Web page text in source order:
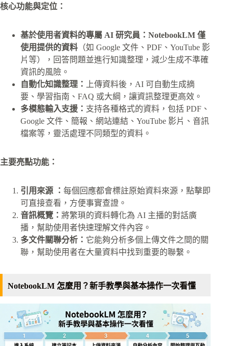
核心功能與定位：
基於使用者資料的專屬 AI 研究員：NotebookLM 僅
使用提供的資料 （如 Google 文件、PDF、YouTube 影
片等），回答問題並進行知識整理，減少生成不準確
資訊的風險。
自動化知識整理：
上傳資料後，AI 可自動生成摘
要、學習指南、FAQ 或大綱，讓資訊整理更高效。
多模態輸入支援： 支持各種格式的資料，包括 PDF、
Google 文件、簡報、網站連結、YouTube 影片、音訊
檔案等，靈活處理不同類型的資料。
主要亮點功能：
引用來源 ： 每個回應都會標註原始資料來源，點擊即
可直接查看，方便事實查證。
音訊概覽： 將繁瑣的資料轉化為 AI 主播的對話廣
播，幫助使用者快速理解文件內容。
多文件關聯分析： 它能夠分析多個上傳文件之間的關
聯，幫助使用者在大量資料中找到重要的聯繫。
NotebookLM 怎麼用？新手教學與基本操作一次看懂